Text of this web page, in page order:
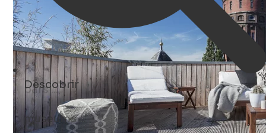
Descobrir
museums ...
Open Search